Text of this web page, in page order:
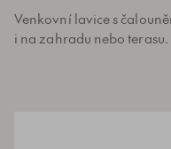
Venkovní lavice s
i na zahradu nebo terasu.